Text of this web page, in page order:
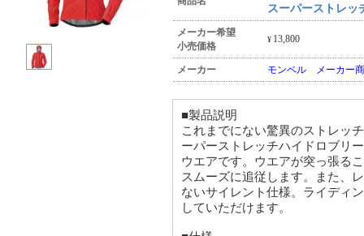
スーパーストレッ
メーカー希望
小売価格
¥ 13,800
メーカー モンベル メーカー
■製品説明
これまでにない驚異のストレッ
ーパーストレッチハイドロブリ
ウエアです。ウエアが突っ張る
スムーズに追従します。また、
ないサイレント仕様。ライディ
していただけます。